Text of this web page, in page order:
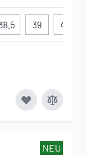
39 40
NEU